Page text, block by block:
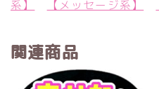
系】
【メッセージ系】
関連商品